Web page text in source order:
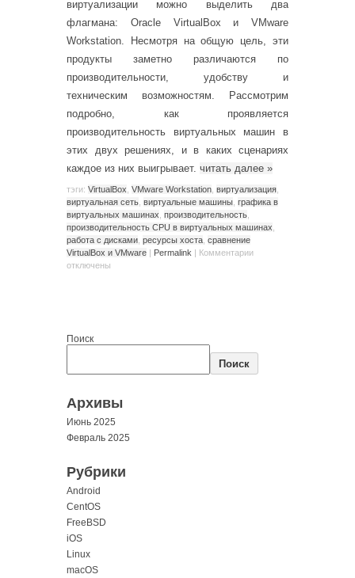
виртуализации можно выделить два
флагмана: Oracle VirtualBox и VMware
Workstation. Несмотря на общую цель, эти
продукты заметно различаются по
производительности, удобству и
техническим возможностям. Рассмотрим
подробно, как проявляется
производительность виртуальных машин в
этих двух решениях, и в каких сценариях
каждое из них выигрывает. читать далее »
тэги: VirtualBox VMware Workstation виртуализация
виртуальная сеть виртуальные машины графика в
виртуальных машинах производительность
производительность CPU в виртуальных машинах
работа с дисками ресурсы хоста сравнение
VirtualBox и VMware | Permalink | Комментарии
отключены
Поиск
Поиск
Архивы
Июнь 2025
Февраль 2025
Рубрики
Android
CentOS
FreeBSD
iOS
Linux
macOS